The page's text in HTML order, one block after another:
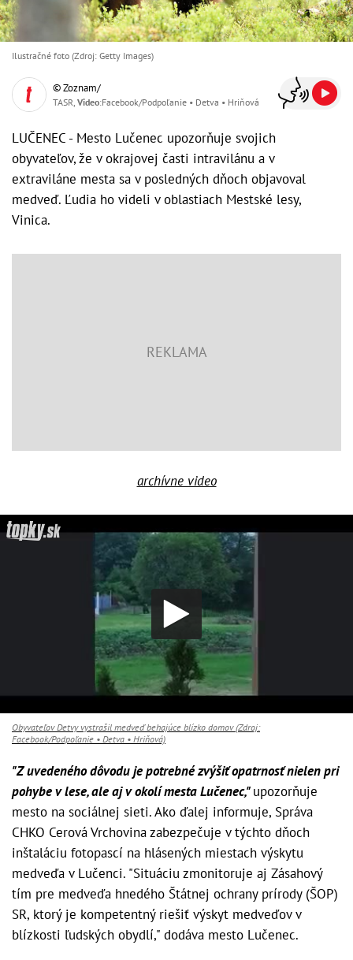
Ilustračné foto (Zdroj: Getty Images)
© Zoznam/
TASR, Video:Facebook/Podpoľanie • Detva • Hriňová
LUČENEC - Mesto Lučenec upozorňuje svojich
obyvateľov, že v okrajovej časti intravilánu a v
extraviláne mesta sa v posledných dňoch objavoval
medveď. Ľudia ho videli v oblastiach Mestské lesy,
Vinica.
archívne video
Obyvateľov Detvy vystrašil medveď behajúce blízko domov (Zdroj:
Facebook/Podpoľanie • Detva • Hriňová)
"Z uvedeného dôvodu je potrebné zvýšiť opatrnosť nielen pri
pohybe v lese, ale aj v okolí mesta Lučenec,"upozorňuje
mesto na sociálnej sieti. Ako ďalej informuje, Správa
CHKO Cerová Vrchovina zabezpečuje v týchto dňoch
inštaláciu fotopascí na hlásených miestach výskytu
medveďa v Lučenci. "Situáciu zmonitoruje aj Zásahový
tím pre medveďa hnedého Štátnej ochrany prírody (ŠOP)
SR, ktorý je kompetentný riešiť výskyt medveďov v
blízkosti ľudských obydlí," dodáva mesto Lučenec.